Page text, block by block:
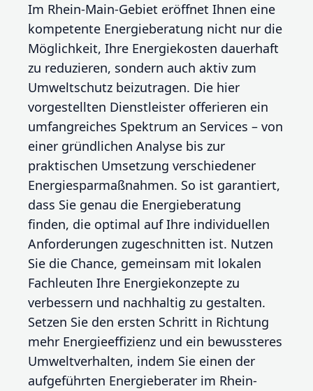
Im Rhein-Main-Gebiet eröffnet Ihnen eine
kompetente Energieberatung nicht nur die
Möglichkeit, Ihre Energiekosten dauerhaft
zu reduzieren, sondern auch aktiv zum
Umweltschutz beizutragen. Die hier
vorgestellten Dienstleister offerieren ein
umfangreiches Spektrum an Services – von
einer gründlichen Analyse bis zur
praktischen Umsetzung verschiedener
Energiesparmaßnahmen. So ist garantiert,
dass Sie genau die Energieberatung
finden, die optimal auf Ihre individuellen
Anforderungen zugeschnitten ist. Nutzen
Sie die Chance, gemeinsam mit lokalen
Fachleuten Ihre Energiekonzepte zu
verbessern und nachhaltig zu gestalten.
Setzen Sie den ersten Schritt in Richtung
mehr Energieeffizienz und ein bewussteres
Umweltverhalten, indem Sie einen der
aufgeführten Energieberater im Rhein-